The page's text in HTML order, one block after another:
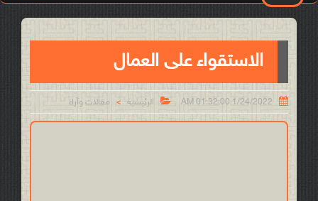
الاستقواء على العمال

1/24/2022 01:32:00 AM
 الرئيسية > مقالات وآراء